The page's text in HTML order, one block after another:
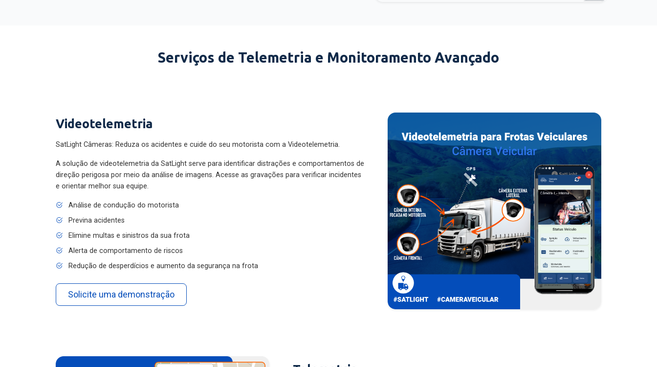
Serviços de Telemetria e Monitoramento Avançado
Videotelemetria
SatLight Câmeras: Reduza os acidentes e cuide do seu motorista com a Videotelemetria.
A solução de videotelemetria da SatLight serve para identificar distrações e comportamentos de
direção perigosa por meio da análise de imagens. Acesse as gravações para verificar incidentes
e orientar melhor sua equipe.
Análise de condução do motorista
Previna acidentes
Elimine multas e sinistros da sua frota
Alerta de comportamento de riscos
Redução de desperdícios e aumento da segurança na frota
Solicite uma demonstração